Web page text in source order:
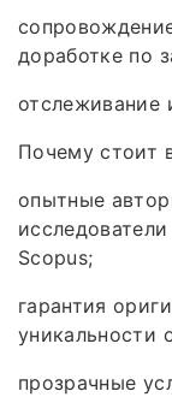
доработке по
отслеживание
Почему стоит
опытные
Scopus;
гарантия
уникальности
прозрачные